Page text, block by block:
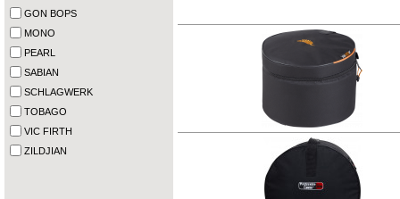
GON BOPS
MONO
PEARL
SABIAN
SCHLAGWERK
TOBAGO
VIC FIRTH
ZILDJIAN